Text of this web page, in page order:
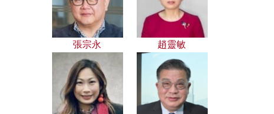
張宗永 趙靈敏